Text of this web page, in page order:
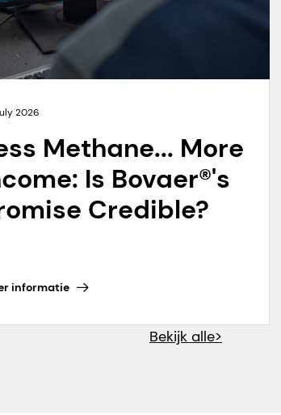
2026
Methane... More
Is Bovaer®'s
Credible?
informatie
Bekijk alle>